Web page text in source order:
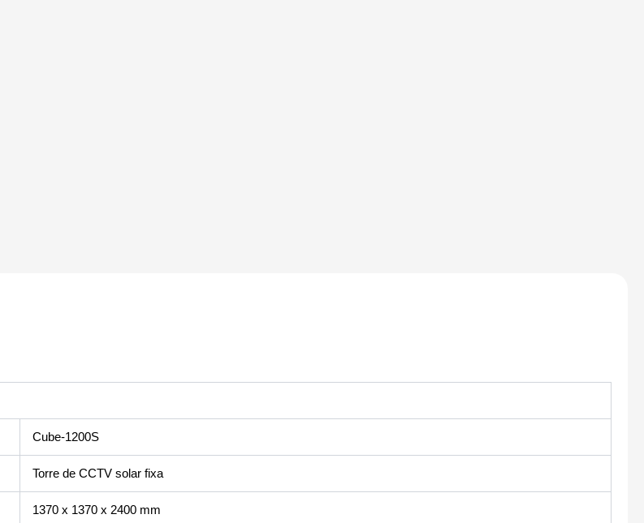
Cube-1200S
Torre de CCTV solar fixa
1370 x 1370 x 2400 mm